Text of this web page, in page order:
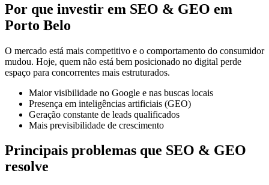
Por que investir em SEO & GEO em
Porto Belo
O mercado está mais competitivo e o comportamento do consumidor
mudou. Hoje, quem não está bem posicionado no digital perde
espaço para concorrentes mais estruturados.
Maior visibilidade no Google e nas buscas locais
Presença em inteligências artificiais (GEO)
Geração constante de leads qualificados
Mais previsibilidade de crescimento
Principais problemas que SEO & GEO
resolve